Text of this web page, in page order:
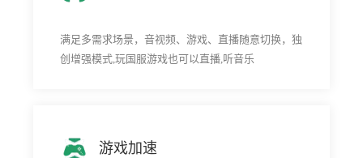
满足多需求场景，音视频、游戏、直播随意切换，独
创增强模式,玩国服游戏也可以直播,听音乐
游戏加速